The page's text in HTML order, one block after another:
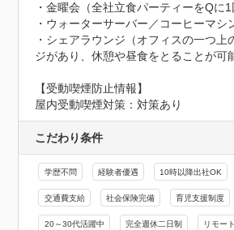
・金曜会（全社立食パーティーをQに1
・ウォーターサーバー／コーヒーマシ
・シェアラウンジ（オフィスの一つ上
ジがあり、休憩や昼食をとることが可
【受動喫煙防止情報】
屋内受動喫煙対策：対策あり
こだわり条件
学歴不問 経験者優遇 10時以降出社OK
交通費支給 社会保険完備 育児支援制度
20～30代活躍中 完全週休二日制 リモー